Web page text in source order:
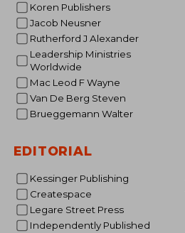
Koren Publishers
Jacob Neusner
Rutherford J Alexander
Leadership Ministries
Worldwide
Mac Leod F Wayne
Van De Berg Steven
Brueggemann Walter
EDITORIAL
Kessinger Publishing
Createspace
Legare Street Press
Independently Published